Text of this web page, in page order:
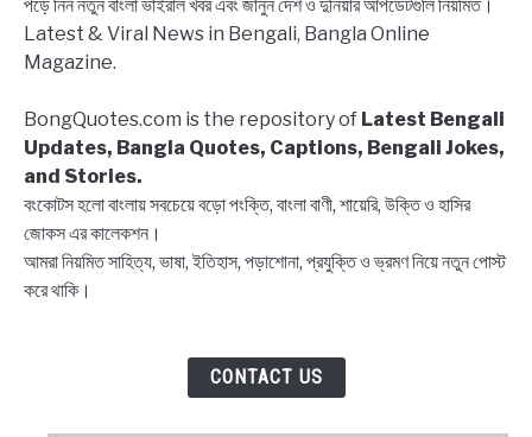
Bangla,
Block
list
Quotes
পড়ে নিন নতুন বাংলা ভাইরাল খবর এবং জানুন দেশ ও দুনিয়ার আপডেটগুলি নিয়মিত।
Latest & Viral News in Bengali, Bangla Online
Magazine.
BongQuotes.com is the repository of Latest Bengali
Updates, Bangla Quotes, Captions, Bengali Jokes,
and Stories.
বংকোটস হলো বাংলায় সবচেয়ে বড়ো পংক্তি, বাংলা বাণী, শায়েরি, উক্তি ও হাসির
জোকস এর কালেকশন।
আমরা নিয়মিত সাহিত্য, ভাষা, ইতিহাস, পড়াশোনা, প্রযুক্তি ও ভ্রমণ নিয়ে নতুন পোস্ট
করে থাকি।
CONTACT US